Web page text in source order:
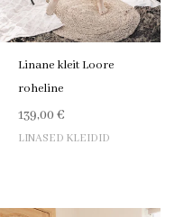
Linane kleit Loore
roheline
139,00€
LINASED KLEIDID